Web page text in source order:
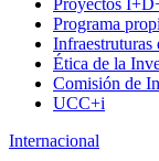
Proyectos
Programa
Infraestruturas
Ética de la
Comisión de
UCC+i
Internacional